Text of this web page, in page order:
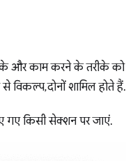
और काम करने के तरीके को
दोनों शामिल होते हैं.
गए किसी सेक्शन पर जाएं.